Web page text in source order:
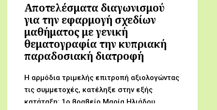
Αποτελέσματα διαγωνισμού
για την εφαρμογή σχεδίων
μαθήματος με γενική
θεματογραφία την κυπριακή
παραδοσιακή διατροφή
Η αρμόδια τριμελής επιτροπή αξιολογώντας
τις συμμετοχές, κατέληξε στην εξής
κατάταξη: 1ο βραβείο Μαρία Ηλιάδου,